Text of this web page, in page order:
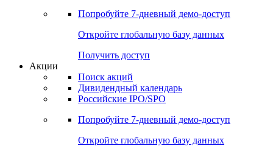
Попробуйте 7-дневный демо-доступ
Откройте глобальную базу данных
Получить доступ
Акции
Поиск акций
Дивидендный календарь
Российские IPO/SPO
Попробуйте 7-дневный демо-доступ
Откройте глобальную базу данных